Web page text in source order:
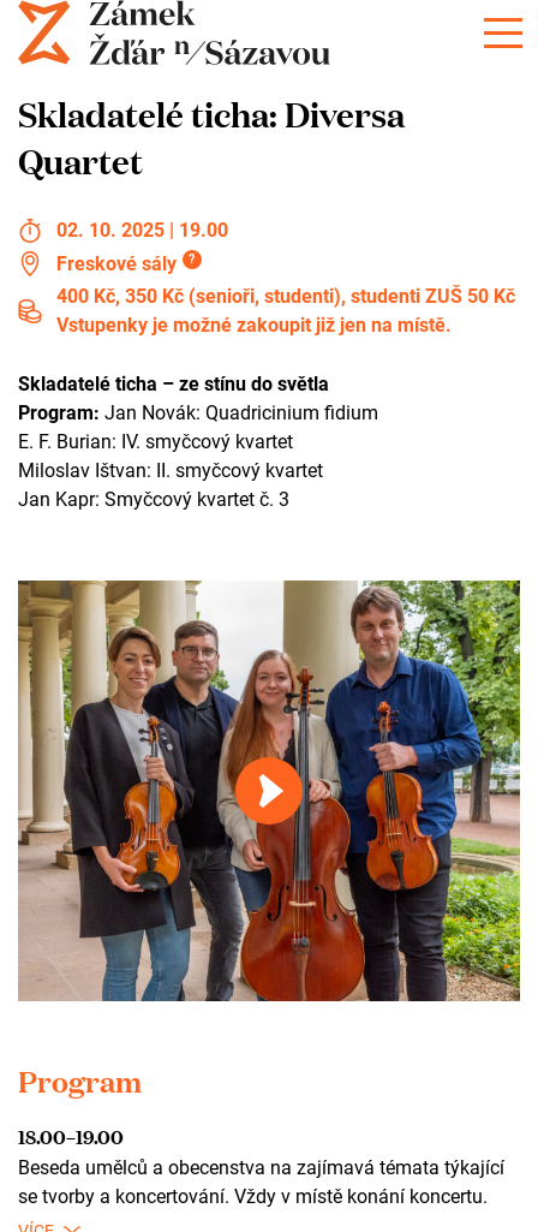
Skladatelé ticha: Diversa
Quartet
02. 10. 2025 | 19.00
Freskové sály
?
400 Kč, 350 Kč (senioři, studenti), studenti ZUŠ 50 Kč
Vstupenky je možné zakoupit již jen na místě.
Skladatelé ticha – ze stínu do světla
Program: Jan Novák: Quadricinium fidium
E. F. Burian: IV. smyčcový kvartet
Miloslav Ištvan: II. smyčcový kvartet
Jan Kapr: Smyčcový kvartet č. 3
Program
18.00–19.00
Beseda umělců a obecenstva na zajímavá témata týkající
se tvorby a koncertování. Vždy v místě konání koncertu.